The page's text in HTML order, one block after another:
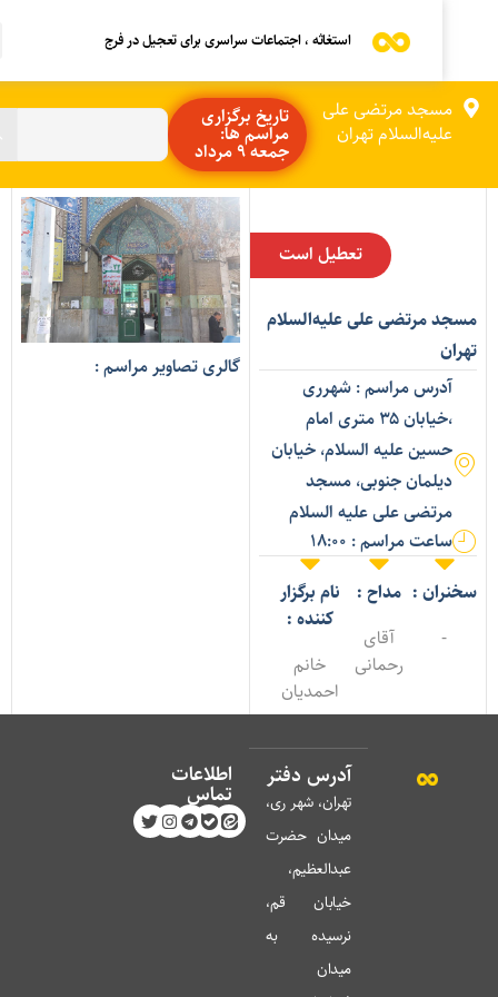
استغاثه ، اجتماعات سراسری برای تعجیل در فرج
مسجد مرتضی علی
علیه‌السلام تهران
تاریخ برگزاری
مراسم ها:
جمعه 9 مرداد
تعطیل است
مرتضی علی علیه‌السلام
آدرس مراسم : شهرری
،خیابان ۳۵ متری امام
حسین علیه السلام، خیابان
دیلمان جنوبی، مسجد
مرتضی علی علیه السلام
ساعت مراسم : 18:00
: مداح :
آقای
رحمانی
نام برگزار
کننده :
خانم
احمدیان
گالری تصاویر مراسم :
آدرس دفتر
تهران، شهر ری،
میدان حضرت
عبدالعظیم،
خیابان قم،
نرسیده به
میدان
اطلاعات
تماس